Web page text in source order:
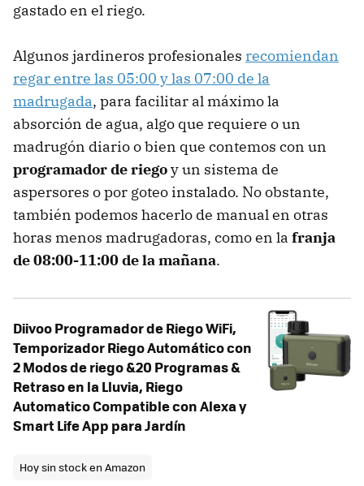
gastado en el riego.
Algunos jardineros profesionales recomiendan
regar entre las 05:00 y las 07:00 de la
madrugada, para facilitar al máximo la
absorción de agua, algo que requiere o un
madrugón diario o bien que contemos con un
programador de riegoy un sistema de
aspersores o por goteo instalado. No obstante,
también podemos hacerlo de manual en otras
horas menos madrugadoras, como en la franja
de 08:00-11:00 de la mañana.
Diivoo Programador de Riego WiFi,
Temporizador Riego Automático con
2 Modos de riego &20 Programas &
Retraso en la Lluvia, Riego
Automatico Compatible con Alexa y
Smart Life App para Jardín
Hoy sin stock en Amazon